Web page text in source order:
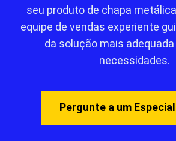
seu produto de chapa
equipe de vendas experiente
da solução mais
necessidades.
Pergunte a um